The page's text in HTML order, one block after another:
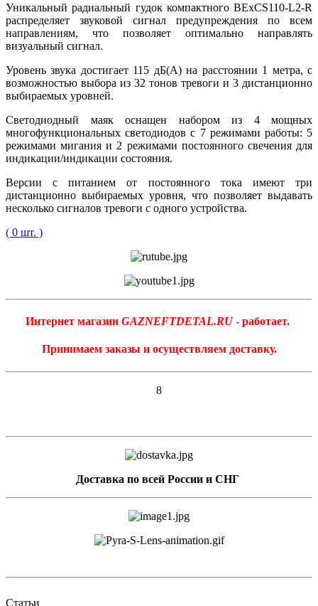
Уникальный радиальный гудок компактного BExCS110-L2-R
распределяет звуковой сигнал предупреждения по всем
направлениям, что позволяет оптимально направлять
визуальный сигнал.
Уровень звука достигает 115 дБ(А) на расстоянии 1 метра, с
возможностью выбора из 32 тонов тревоги и 3 дистанционно
выбираемых уровней.
Светодиодный маяк оснащен набором из 4 мощных
многофункциональных светодиодов с 7 режимами работы: 5
режимами мигания и 2 режимами постоянного свечения для
индикации/индикации состояния.
Версии с питанием от постоянного тока имеют три
дистанционно выбираемых уровня, что позволяет выдавать
несколько сигналов тревоги с одного устройства.
( 0 шт. )
Интернет магазин GAZNEFTDETAL.RU- работает.
Принимаем заказы и осуществляем доставку.
8
Доставка по всей России и СНГ
Статьи